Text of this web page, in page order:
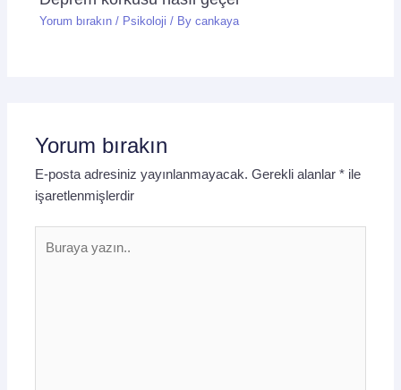
Yorum bırakın / Psikoloji / Bycankaya
Yorum bırakın
E-posta adresiniz yayınlanmayacak. Gerekli alanlar* ile
işaretlenmişlerdir
yazın..